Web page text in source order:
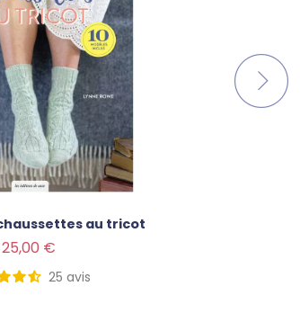
au tricot
25,00 €
25 avis